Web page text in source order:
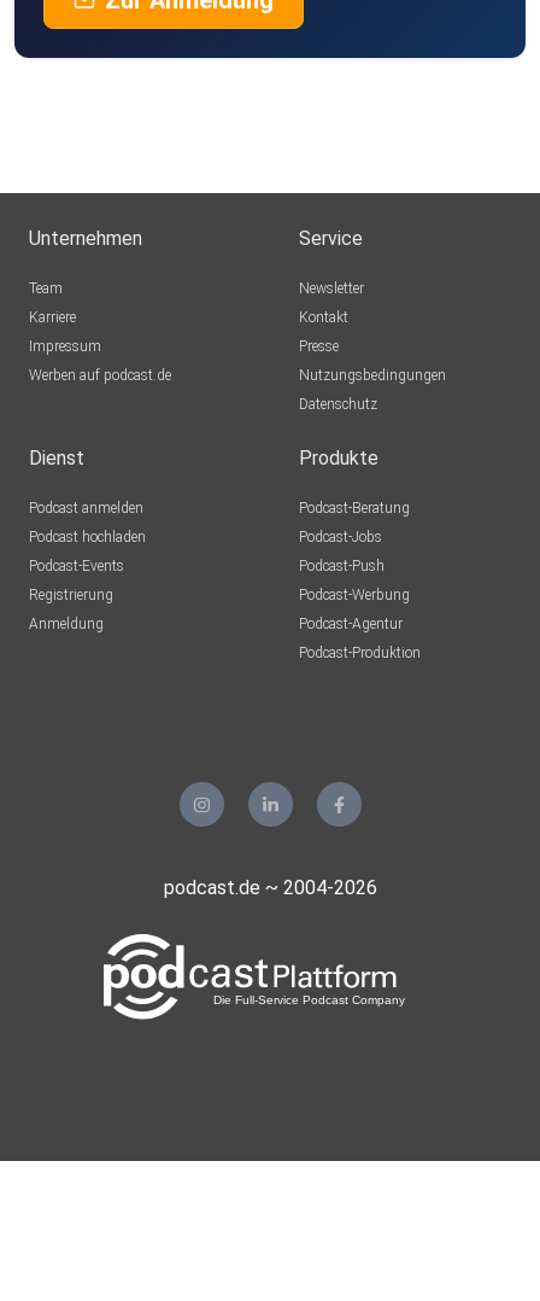
Unternehmen
Team
Karriere
Impressum
Werben auf podcast.de
Service
Newsletter
Kontakt
Presse
Nutzungsbedingungen
Datenschutz
Dienst
Podcast anmelden
Podcast hochladen
Podcast-Events
Registrierung
Anmeldung
Produkte
Podcast-Beratung
Podcast-Jobs
Podcast-Push
Podcast-Werbung
Podcast-Agentur
Podcast-Produktion
podcast.de ~ 2004-2026